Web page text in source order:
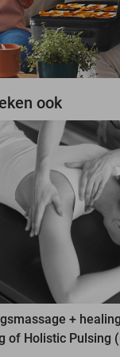
ook
+
of Holistic Pulsing